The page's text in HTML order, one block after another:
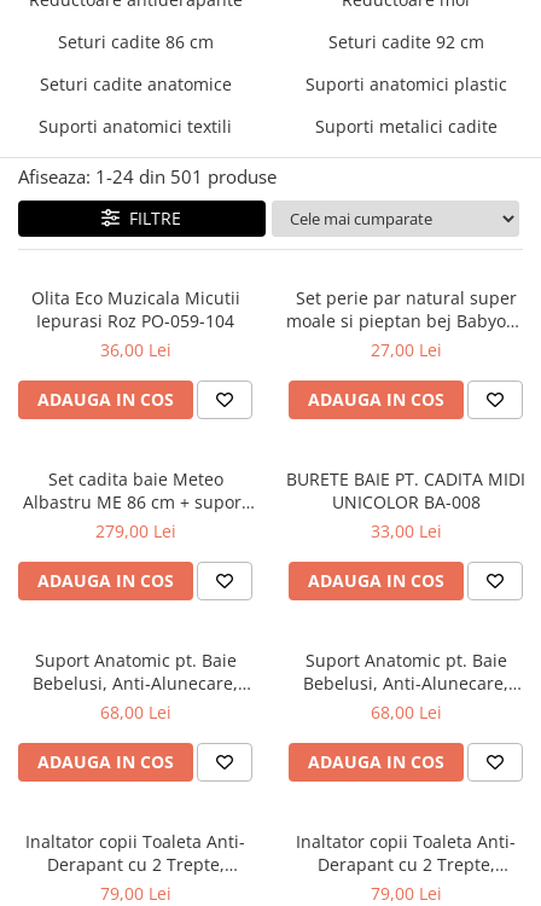
Seturi cadite 86 cm
Seturi cadite 92 cm
Seturi cadite anatomice
Suporti anatomici plastic
Suporti anatomici textili
Suporti metalici cadite
Mese de infasat pliabile
Mese de infasat Ultra Light 50x70
Tampoane postnatale
Tampoane si protectii silicon
pentru san
Seturi cadite 86 cm
Seturi cadite 92 cm
Seturi cadite anatomice
Suporti anatomici plastic
Suporti anatomici textili
Suporti metalici cadite
Afiseaza: 1-24 din 501 produse
FILTRE
Olita Eco Muzicala Micutii
Iepurasi Roz PO-059-104
36,00 Lei
ADAUGA IN COS
Set perie par natural super
moale si pieptan bej Babyono
568/03
27,00 Lei
ADAUGA IN COS
Set cadita baie Meteo
Albastru ME 86 cm + suport
metalic + suport anatomic
279,00 Lei
ADAUGA IN COS
BURETE BAIE PT. CADITA MIDI
UNICOLOR BA-008
33,00 Lei
ADAUGA IN COS
Suport Anatomic pt. Baie
Bebelusi, Anti-Alunecare,
Pliabil, Beberoyal, Verde, CD-
68,00 Lei
ADAUGA IN COS
Suport Anatomic pt. Baie
Bebelusi, Anti-Alunecare,
Pliabil, Beberoyal, Mov/Roz,
68,00 Lei
ADAUGA IN COS
Inaltator copii Toaleta Anti-
Derapant cu 2 Trepte,
Beberoyal, Gri, CD-006-003
79,00 Lei
Inaltator copii Toaleta Anti-
Derapant cu 2 Trepte,
Beberoyal, Roz, CD-006-002
79,00 Lei